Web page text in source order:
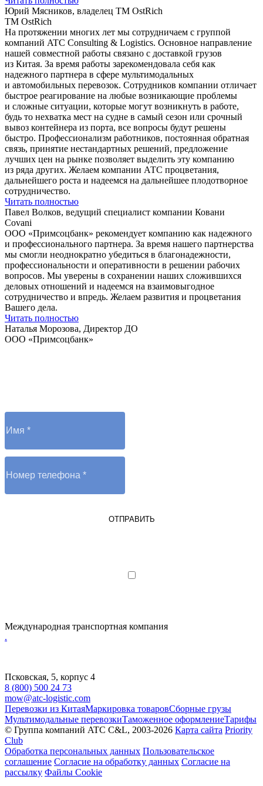
Юрий Мясников, владелец ТМ OstRich
ТМ OstRich
На протяжении многих лет мы сотрудничаем с группой
компаний ATC Consulting & Logistics. Основное направление
нашей совместной работы связано с доставкой грузов
из Китая. За время работы зарекомендовала себя как
надежного партнера в сфере мультимодальных
и автомобильных перевозок. Сотрудников компании отличает
быстрое реагирование на любые возникающие проблемы
и сложные ситуации, которые могут возникнуть в работе,
будь то нехватка мест на судне в самый сезон или срочный
вывоз контейнера из порта, все вопросы будут решены
быстро. Профессионализм работников, постоянная обратная
связь, принятие нестандартных решений, предложение
лучших цен на рынке позволяет выделить эту компанию
из ряда других. Желаем компании АТС процветания,
дальнейшего роста и надеемся на дальнейшее плодотворное
сотрудничество.
Читать полностью
Павел Волков, ведущий специалист компании Ковани
Covani
ООО «Примсоцбанк» рекомендует компанию как надежного
и профессионального партнера. За время нашего партнерства
мы смогли неоднократно убедиться в благонадежности,
профессиональности и оперативности в решении рабочих
вопросов. Мы уверены в сохранении наших сложившихся
деловых отношений и надеемся на взаимовыгодное
сотрудничество и впредь. Желаем развития и процветания
Вашего дела.
Читать полностью
Наталья Морозова, Директор ДО
ООО «Примсоцбанк»
ОТПРАВИТЬ
Международная транспортная компания
.
Псковская, 5, корпус 4
8 (800) 500 24 73
mow@atc-logistic.com
Перевозки из КитаяМаркировка товаровСборные грузы
Мультимодальные перевозкиТаможенное оформлениеТарифы
© Группа компаний ATC C&L, 2003-2026 Карта сайта Priority
Club
Обработка персональных данных Пользовательское
соглашение Согласие на обработку данных Согласие на
рассылку Файлы Cookie